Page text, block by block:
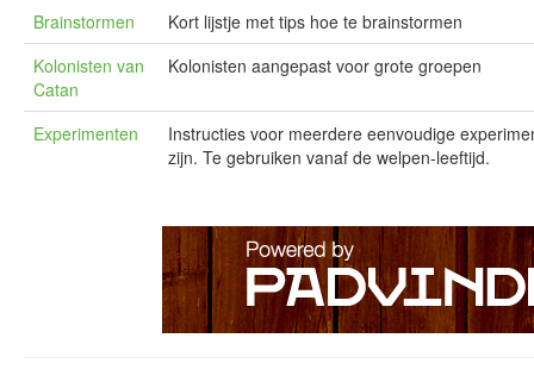
Brainstormen
Kort lijstje met tips hoe te brainstormen
Kolonisten van
Catan
Kolonisten aangepast voor grote groepen
Experimenten
Instructies voor meerdere eenvoudige
zijn. Te gebruiken vanaf de welpen-leeftijd.